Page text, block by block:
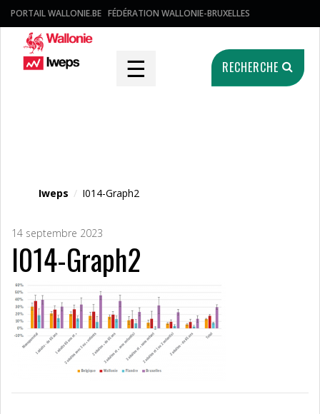
PORTAIL WALLONIE.BE FÉDÉRATION WALLONIE-BRUXELLES
☰ RECHERCHE
Iweps / I014-Graph2
14 septembre 2023
I014-Graph2